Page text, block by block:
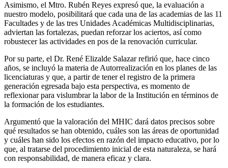
Asimismo, el Mtro. Rubén Reyes expresó que, la evaluación a
nuestro modelo, posibilitará que cada una de las academias de las 11
Facultades y de las tres Unidades Académicas Multidisciplinarias,
adviertan las fortalezas, puedan reforzar los aciertos, así como
robustecer las actividades en pos de la renovación curricular.
Por su parte, el Dr. René Elizalde Salazar refirió que, hace cinco
años, se incluyó la materia de Autorrealización en los planes de las
licenciaturas y que, a partir de tener el registro de la primera
generación egresada bajo esta perspectiva, es momento de
reflexionar para vislumbrar la labor de la Institución en términos de
la formación de los estudiantes.
Argumentó que la valoración del MHIC dará datos precisos sobre
qué resultados se han obtenido, cuáles son las áreas de oportunidad
y cuáles han sido los efectos en razón del impacto educativo, por lo
que, al tratarse del procedimiento inicial de esta naturaleza, se hará
con responsabilidad, de manera eficaz y clara.